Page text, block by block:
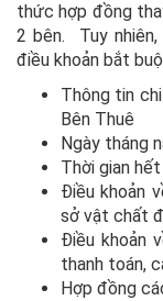
thức hợp đồng
2 bên. Tuy
điều khoản bắt
Thông tin
Bên Thuê
Ngày tháng
Thời gian
Điều khoản
sở vật chất
Điều khoản
thanh toán,
Hợp đồng